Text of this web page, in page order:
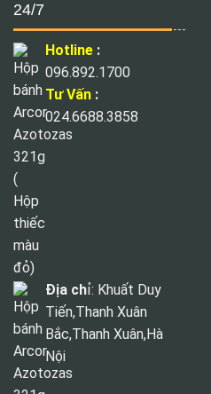
24/7
Hotline :
096.892.1700
Tư Vấn :
024.6688.3858
Địa chỉ: Khuất Duy
Tiến,Thanh Xuân
Bắc,Thanh Xuân,Hà
Nội